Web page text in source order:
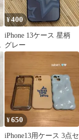
¥400
iPhone 13ケース 星柄
グレー
¥650
iPhone13用ケース 3点セ